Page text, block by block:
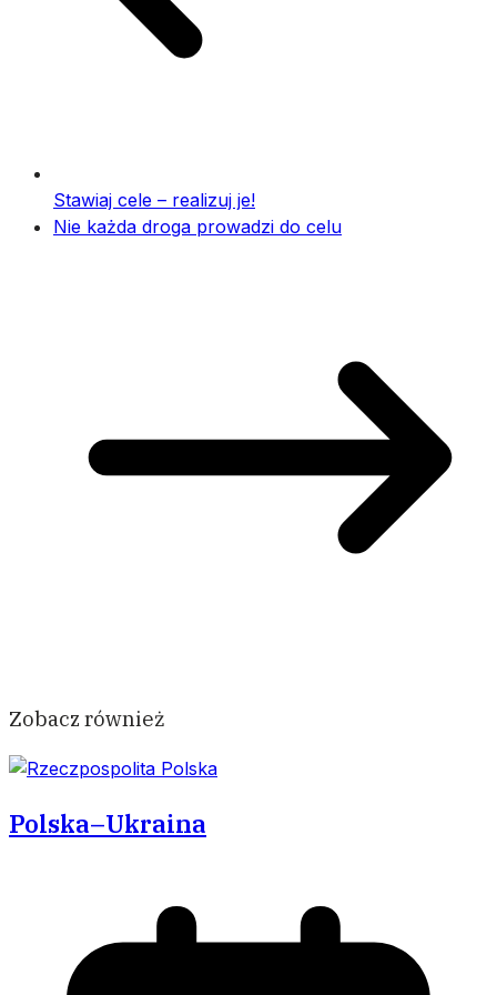
Stawiaj cele – realizuj je!
Nie każda droga prowadzi do celu
Zobacz również
Polska–Ukraina